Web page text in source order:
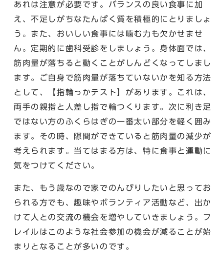
あれは注意が必要です。バランスの良い食事に加
え、不足しがちなたんぱく質を積極的にとりましょ
う。また、おいしい食事には噛む力も欠かせませ
ん。定期的に歯科受診をしましょう。身体面では、
筋肉量が落ちると動くことがしんどくなってしまし
ます。ご自身で筋肉量が落ちていないかを知る方法
として、【指輪っかテスト】があります。これは、
両手の親指と人差し指で輪つくります。次に利き足
ではない方のふくらはぎの一番太い部分を軽く囲み
ます。その時、隙間ができていると筋肉量の減少が
考えられます。当てはまる方は、特に食事と運動に
気をつけてください。
また、もう歳なので家でのんびりしたいと思ってお
られる方でも、趣味やボランティア活動など、出か
けて人との交流の機会を増やしていきましょう。フ
レイルはこのような社会参加の機会が減ることが始
まりとなることが多いのです。